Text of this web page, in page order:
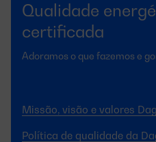
Qualidade
certificada
Adoramos o que fazemos e
Missão, visão e valores
Política de qualidade da